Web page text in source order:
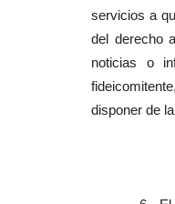
servicios a
del derecho
noticias o
disponer de